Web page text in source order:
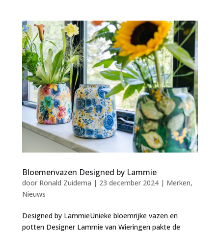
Bloemenvazen Designed by Lammie
door Ronald Zuidema | 23 december 2024| Merken,
Nieuws
Designed by LammieUnieke bloemrijke vazen en
potten Designer Lammie van Wieringen pakte de